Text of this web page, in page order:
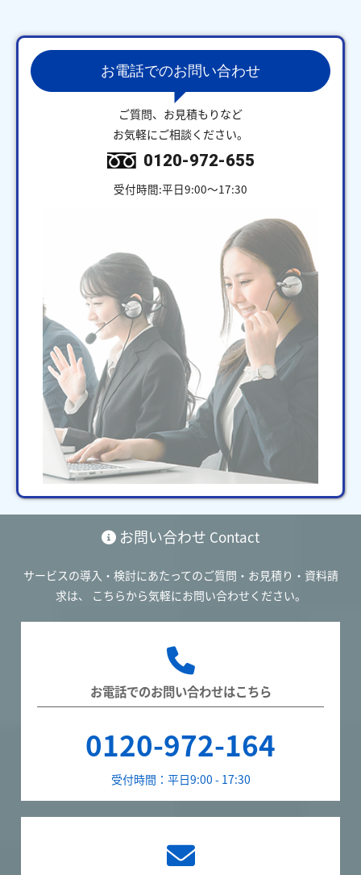
お電話でのお問い合わせ
ご質問、お見積もりなど
お気軽にご相談ください。
0120-972-655
受付時間:平日9:00～17:30
お問い合わせ Contact
サービスの導入・検討にあたってのご質問・お見積り・資料請
求は、
こちらから気軽にお問い合わせください。
お電話でのお問い合わせはこちら
0120-972-164
受付時間：平日9:00 - 17:30